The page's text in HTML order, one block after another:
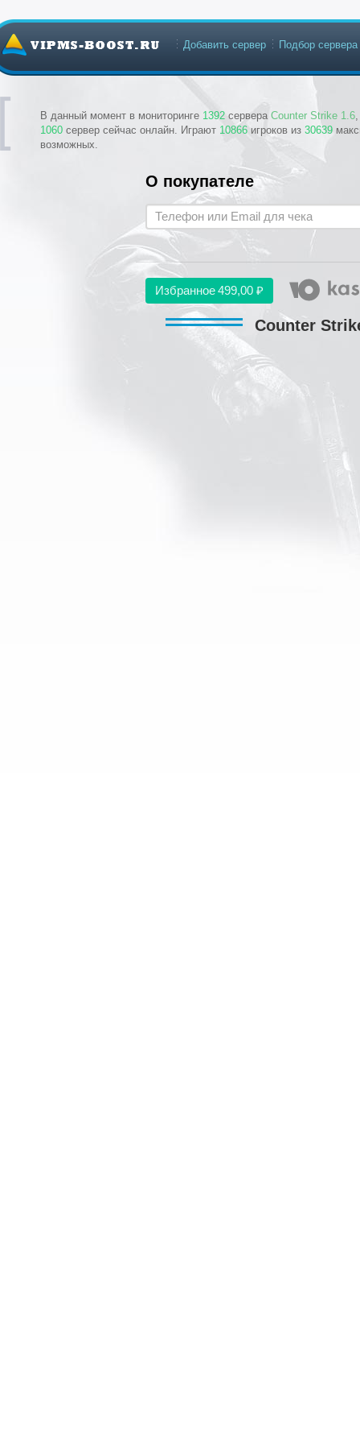
В данный момент в мониторинге 1392 сервера Counter Strike 1.6
1060 сервер сейчас онлайн. Играют 10866 игроков из 30639
возможных.
Добавить сервер Подбор сервера
О покупателе
Избранное499,00 ₽
Counter